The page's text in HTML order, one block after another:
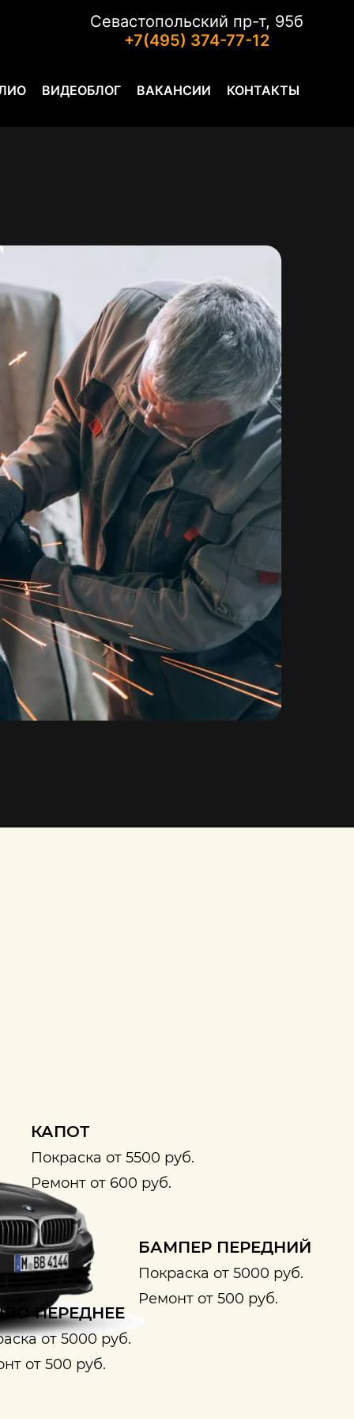
Севастопольский пр-т, 95б
+7(495) 374-77-12
ВИДЕОБЛОГ ВАКАНСИИ КОНТАКТЫ
КАПОТ
Покраска от 5500 руб.
Ремонт от 600 руб.
БАМПЕР ПЕРЕДНИЙ
Покраска от 5000 руб.
Ремонт от 500 руб.
ПЕРЕДНЕЕ
от 5000 руб.
от 500 руб.